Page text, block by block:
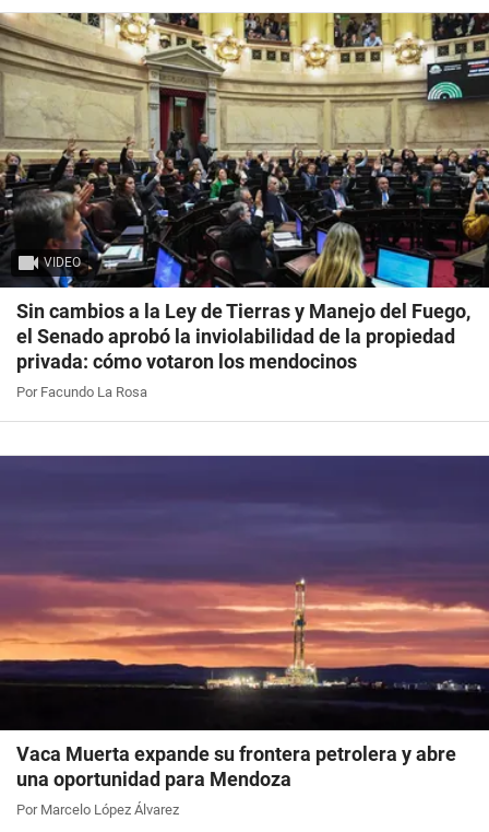
VIDEO
Sin cambios a la Ley de Tierras y Manejo del Fuego,
el Senado aprobó la inviolabilidad de la propiedad
privada: cómo votaron los mendocinos
Por Facundo La Rosa
Vaca Muerta expande su frontera petrolera y abre
una oportunidad para Mendoza
Por Marcelo López Álvarez